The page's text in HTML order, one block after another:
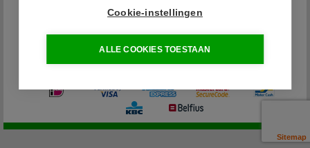
Cookie-instellingen
ALLE COOKIES TOESTAAN
Sitemap